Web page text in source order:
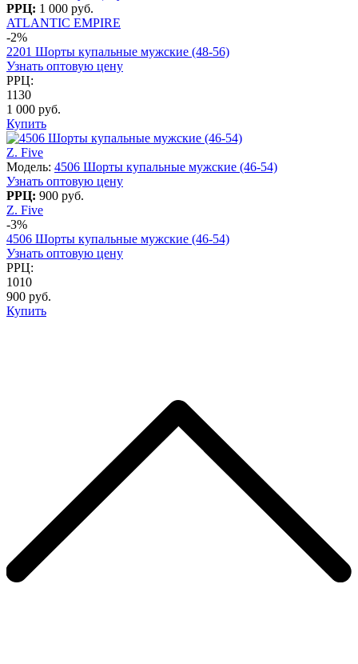
РРЦ: 1 000 руб.
ATLANTIC EMPIRE
-2%
2201 Шорты купальные мужские (48-56)
Узнать оптовую цену
РРЦ:
1130
1 000 руб.
Купить
Z. Five
Модель: 4506 Шорты купальные мужские (46-54)
Узнать оптовую цену
РРЦ: 900 руб.
Z. Five
-3%
4506 Шорты купальные мужские (46-54)
Узнать оптовую цену
РРЦ:
1010
900 руб.
Купить